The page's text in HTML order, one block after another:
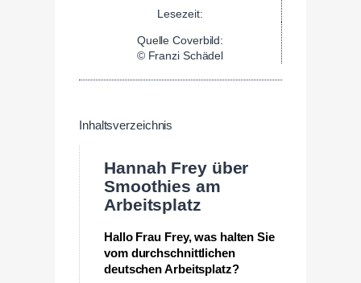
Lesezeit:
Quelle Coverbild:
© Franzi Schädel
Inhaltsverzeichnis
Hannah Frey über
Smoothies am
Arbeitsplatz
Hallo Frau Frey, was halten Sie
vom durchschnittlichen
deutschen Arbeitsplatz?